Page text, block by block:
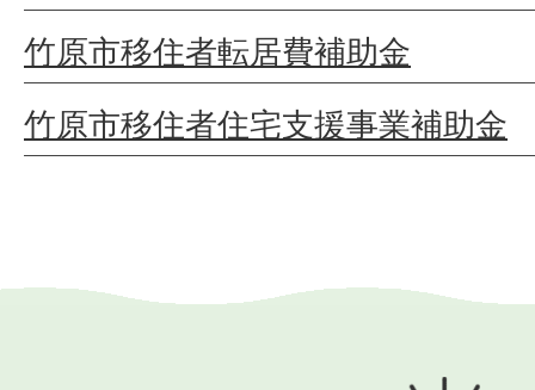
竹原市移住者転居費補助金
竹原市移住者住宅支援事業補助金